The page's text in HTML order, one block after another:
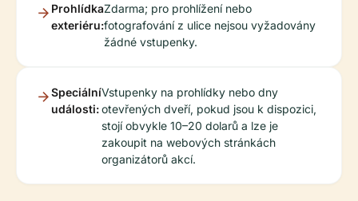
Prohlídka
exteriéru:
Zdarma; pro prohlížení nebo
fotografování z ulice nejsou vyžadovány
žádné vstupenky.
Speciální
události:
Vstupenky na prohlídky nebo dny
otevřených dveří, pokud jsou k dispozici,
stojí obvykle 10–20 dolarů a lze je
zakoupit na webových stránkách
organizátorů akcí.